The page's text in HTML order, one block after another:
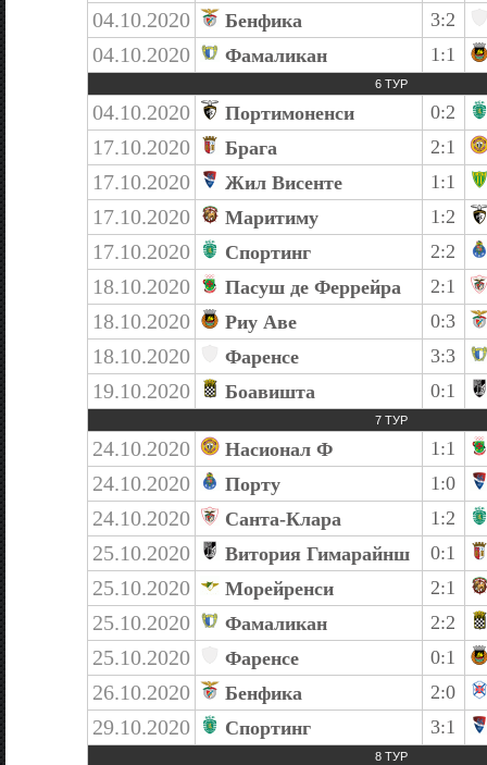
04.10.2020 Бенфика 3:2
04.10.2020 Фамаликан 1:1
6 ТУР
04.10.2020 Портимоненси 0:2
17.10.2020 Брага 2:1
17.10.2020 Жил Висенте 1:1
17.10.2020 Маритиму 1:2
17.10.2020 Спортинг 2:2
18.10.2020 Пасуш де Феррейра 2:1
18.10.2020 Риу Аве 0:3
18.10.2020 Фаренсе 3:3
19.10.2020 Боавишта 0:1
7 ТУР
24.10.2020 Насионал Ф 1:1
24.10.2020 Порту 1:0
24.10.2020 Санта-Клара 1:2
25.10.2020 Витория Гимарайнш 0:1
25.10.2020 Морейренси 2:1
25.10.2020 Фамаликан 2:2
25.10.2020 Фаренсе 0:1
26.10.2020 Бенфика 2:0
29.10.2020 Спортинг 3:1
8 ТУР